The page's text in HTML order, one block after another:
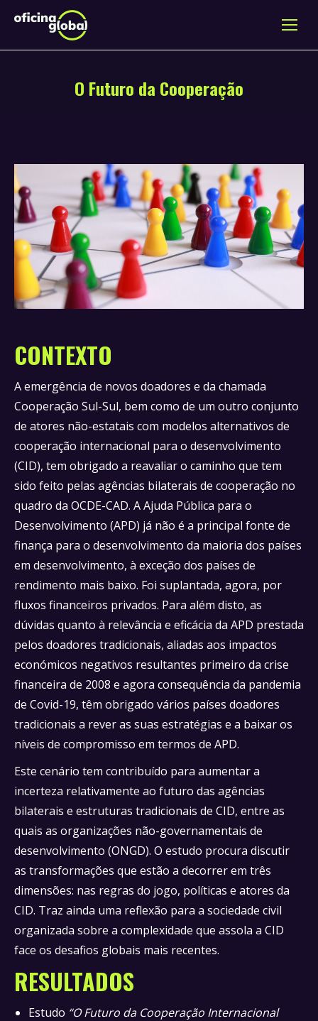
O Futuro da Cooperação
CONTEXTO
A emergência de novos doadores e da chamada
Cooperação Sul-Sul, bem como de um outro conjunto
de atores não-estatais com modelos alternativos de
cooperação internacional para o desenvolvimento
(CID), tem obrigado a reavaliar o caminho que tem
sido feito pelas agências bilaterais de cooperação no
quadro da OCDE-CAD. A Ajuda Pública para o
Desenvolvimento (APD) já não é a principal fonte de
finança para o desenvolvimento da maioria dos países
em desenvolvimento, à exceção dos países de
rendimento mais baixo. Foi suplantada, agora, por
fluxos financeiros privados. Para além disto, as
dúvidas quanto à relevância e eficácia da APD prestada
pelos doadores tradicionais, aliadas aos impactos
económicos negativos resultantes primeiro da crise
financeira de 2008 e agora consequência da pandemia
de Covid-19, têm obrigado vários países doadores
tradicionais a rever as suas estratégias e a baixar os
níveis de compromisso em termos de APD.
Este cenário tem contribuído para aumentar a
incerteza relativamente ao futuro das agências
bilaterais e estruturas tradicionais de CID, entre as
quais as organizações não-governamentais de
desenvolvimento (ONGD). O estudo procura discutir
as transformações que estão a decorrer em três
dimensões: nas regras do jogo, políticas e atores da
CID. Traz ainda uma reflexão para a sociedade civil
organizada sobre a complexidade que assola a CID
face os desafios globais mais recentes.
RESULTADOS
Estudo “O Futuro da Cooperação Internacional